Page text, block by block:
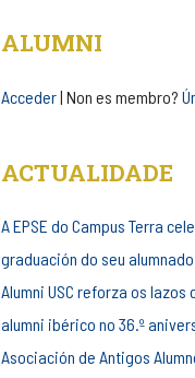
ALUMNI
Acceder| Non es membro?
ACTUALIDADE
A EPSE do Campus Terra
graduación do seu
Alumni USC reforza os lazos
alumni ibérico no 36.º
Asociación de Antigos